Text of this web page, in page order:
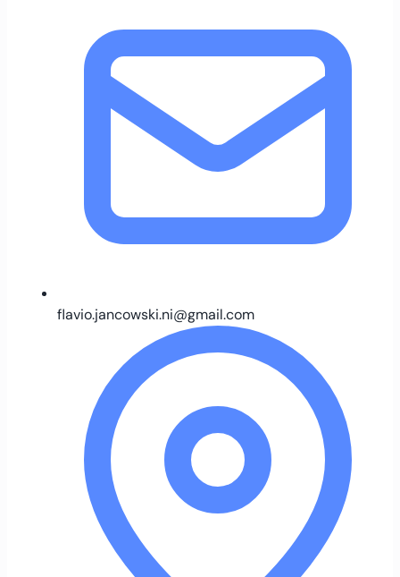
flavio.jancowski.ni@gmail.com